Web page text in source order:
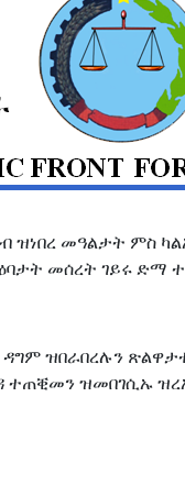
ዝነበረ መዓልታት
መሰረት ገይሩ
ዝበራበረሉን
ተጠቒመን ዝመበገሲኡ